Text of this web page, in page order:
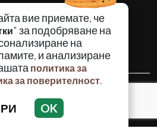
вие приемате, че
" за подобряване на
на
и анализиране
политика за
за поверителност.
OK
СВЕТА
ТЕМИ
на част или цялото
без разрешение на Медийна
ЕООД е забранено.